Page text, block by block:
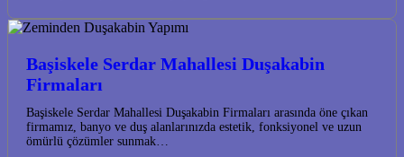
Başiskele Serdar Mahallesi Duşakabin
Firmaları
Başiskele Serdar Mahallesi Duşakabin Firmaları arasında öne çıkan
firmamız, banyo ve duş alanlarınızda estetik, fonksiyonel ve uzun
ömürlü çözümler sunmak…